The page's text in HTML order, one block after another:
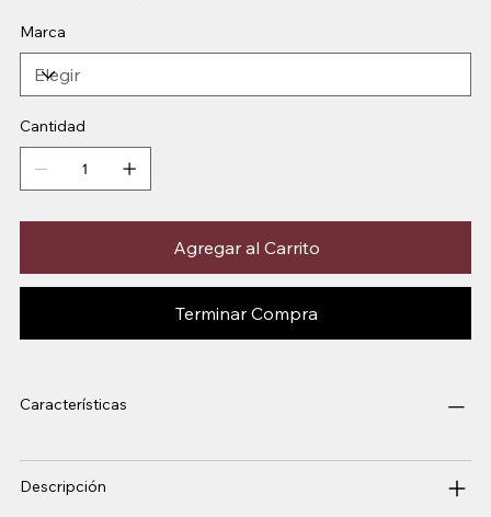
Marca
Cantidad
Agregar al Carrito
Terminar Compra
Características
Descripción